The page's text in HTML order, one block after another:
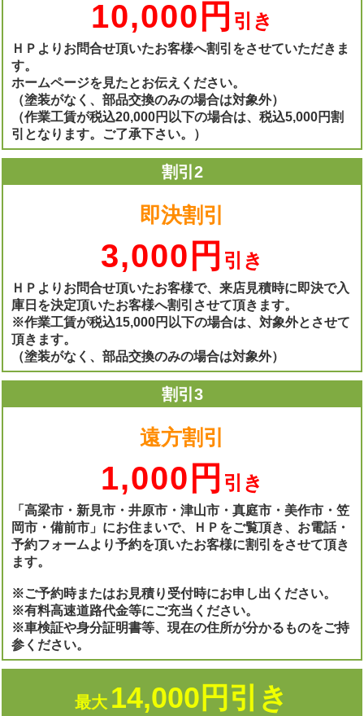
10,000円 引き
ＨＰよりお問合せ頂いたお客様へ割引をさせていただきま
す。
ホームページを見たとお伝えください。
（塗装がなく、部品交換のみの場合は対象外）
（作業工賃が税込20,000円以下の場合は、税込5,000円割
引となります。ご了承下さい。）
割引2
即決割引
3,000円 引き
ＨＰよりお問合せ頂いたお客様で、来店見積時に即決で入
庫日を決定頂いたお客様へ割引させて頂きます。
※作業工賃が税込15,000円以下の場合は、対象外とさせて
頂きます。
（塗装がなく、部品交換のみの場合は対象外）
割引3
遠方割引
1,000円 引き
「高梁市・新見市・井原市・津山市・真庭市・美作市・笠
岡市・備前市」にお住まいで、ＨＰをご覧頂き、お電話・
予約フォームより予約を頂いたお客様に割引をさせて頂き
ます。
※ご予約時またはお見積り受付時にお申し出ください。
※有料高速道路代金等にご充当ください。
※車検証や身分証明書等、現在の住所が分かるものをご持
参ください。
最大 14,000円引き